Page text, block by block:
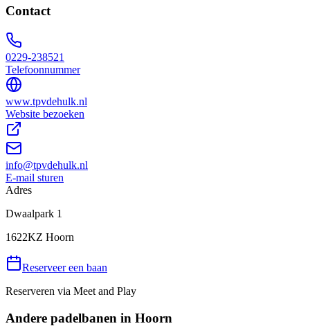
Contact
0229-238521
Telefoonnummer
www.tpvdehulk.nl
Website bezoeken
info@tpvdehulk.nl
E-mail sturen
Adres
Dwaalpark 1
1622KZ Hoorn
Reserveer een baan
Reserveren via Meet and Play
Andere padelbanen in Hoorn